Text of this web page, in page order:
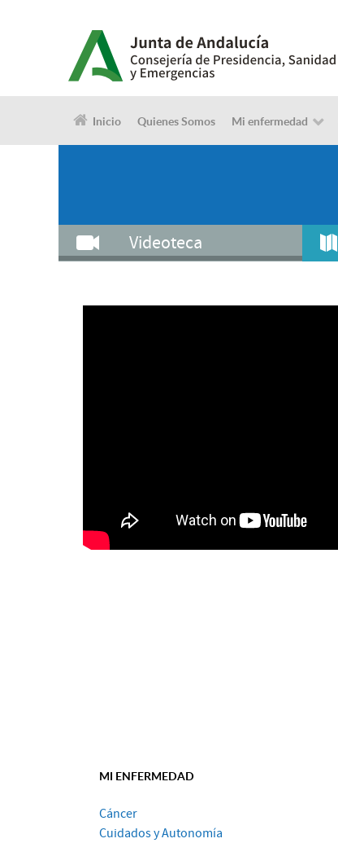
Inicio Quienes Somos Mi enfermedad
Videoteca
MI ENFERMEDAD
Cáncer
Cuidados y Autonomía